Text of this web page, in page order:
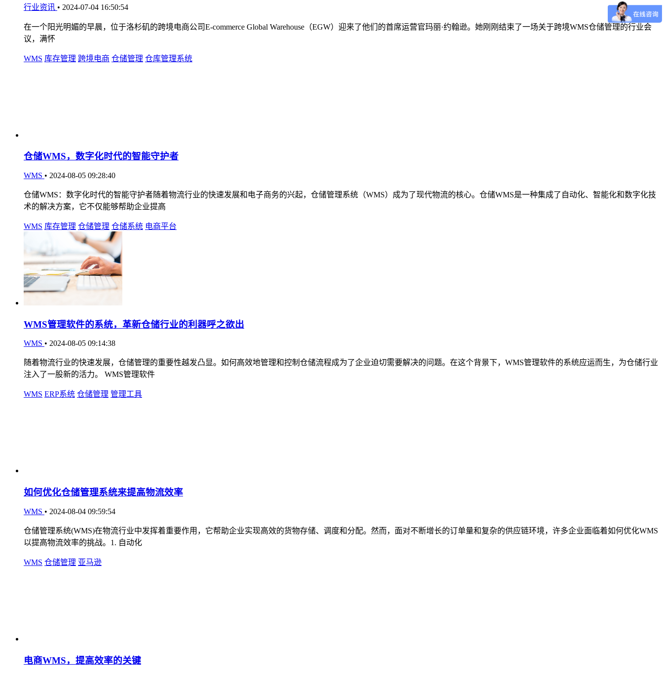
行业资讯 • 2024-07-04 16:50:54
在一个阳光明媚的早晨，位于洛杉矶的跨境电商公司E-commerce Global Warehouse（EGW）迎来了他们的首席运营官玛丽·约翰逊。她刚刚结束了一场关于跨境WMS仓储管理的行业会
议，满怀
WMS 库存管理 跨境电商 仓储管理 仓库管理系统
仓储WMS，数字化时代的智能守护者
WMS • 2024-08-05 09:28:40
仓储WMS：数字化时代的智能守护者随着物流行业的快速发展和电子商务的兴起，仓储管理系统（WMS）成为了现代物流的核心。仓储WMS是一种集成了自动化、智能化和数字化技
术的解决方案，它不仅能够帮助企业提高
WMS 库存管理 仓储管理 仓储系统 电商平台
WMS管理软件的系统，革新仓储行业的利器呼之欲出
WMS • 2024-08-05 09:14:38
随着物流行业的快速发展，仓储管理的重要性越发凸显。如何高效地管理和控制仓储流程成为了企业迫切需要解决的问题。在这个背景下，WMS管理软件的系统应运而生，为仓储行业
注入了一股新的活力。 WMS管理软件
WMS ERP系统 仓储管理 管理工具
如何优化仓储管理系统来提高物流效率
WMS • 2024-08-04 09:59:54
仓储管理系统(WMS)在物流行业中发挥着重要作用，它帮助企业实现高效的货物存储、调度和分配。然而，面对不断增长的订单量和复杂的供应链环境，许多企业面临着如何优化WMS
以提高物流效率的挑战。1. 自动化
WMS 仓储管理 亚马逊
电商WMS，提高效率的关键